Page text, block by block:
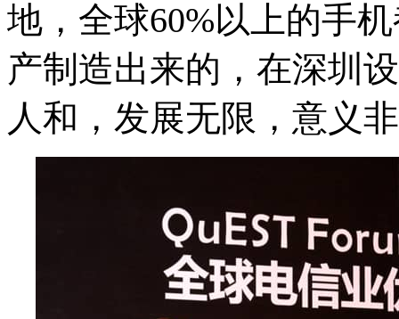
地，全球60%以上的手
产制造出来的，在深圳
人和，发展无限，意义